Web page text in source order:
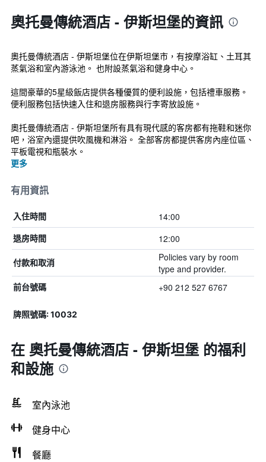
奧托曼傳統酒店 - 伊斯坦堡的資訊
奧托曼傳統酒店 - 伊斯坦堡位在伊斯坦堡市，有按摩浴缸、土耳其
蒸氣浴和室內游泳池。 也附設蒸氣浴和健身中心。
這間豪華的5星級飯店提供各種優質的便利設施，包括禮車服務。
便利服務包括快速入住和退房服務與行李寄放設施。
奧托曼傳統酒店 - 伊斯坦堡所有具有現代感的客房都有拖鞋和迷你
吧，浴室內還提供吹風機和淋浴。 全部客房都提供客房內座位區、
平板電視和瓶裝水。
更多
有用資訊
入住時間 14:00
退房時間 12:00
付款和取消
Policies vary by room
type and provider.
前台號碼 +90 212 527 6767
牌照號碼: 10032
在 奧托曼傳統酒店 - 伊斯坦堡 的福利
和設施
室內泳池
健身中心
餐廳